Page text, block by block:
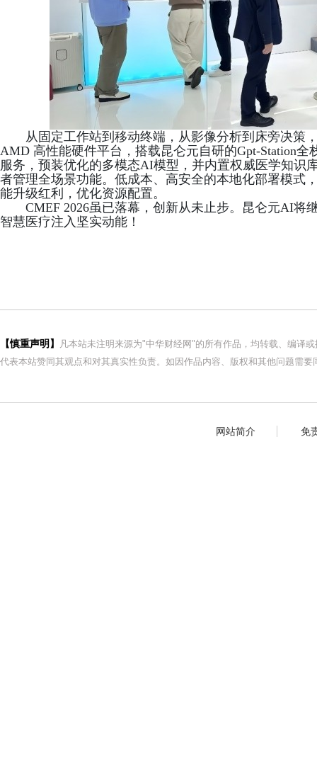
从固定工作站到移动终端，从影像分析到床旁决策
AMD 高性能硬件平台，搭载昆仑元自研的Gpt-Station
服务，预装优化的多模态AI模型，并内置权威医学知识
者管理全场景功能。低成本、高安全的本地化部署模式
能升级红利，优化资源配置。
CMEF 2026虽已落幕，创新从未止步。昆仑元AI将
智慧医疗注入坚实动能！
【慎重声明】
凡本站未注明来源为"中华财经网"的所有作品，均转载、编译
代表本站赞同其观点和对其真实性负责。如因作品内容、版权和其他问题需
网站简介 免